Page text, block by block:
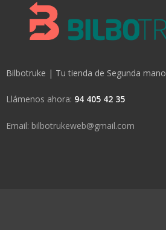
Bilbotruke | Tu tienda de Segunda mano
Llámenos ahora: 94 405 42 35
Email: bilbotrukeweb@gmail.com